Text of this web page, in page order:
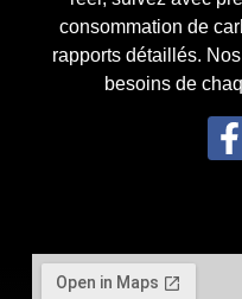
consommation de
rapports détaillés.
besoins de